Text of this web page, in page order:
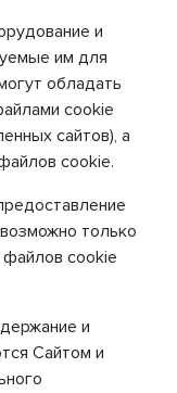
и
им для
обладать
cookie
сайтов), а
cookie.
только
файлов cookie
и
Сайтом и